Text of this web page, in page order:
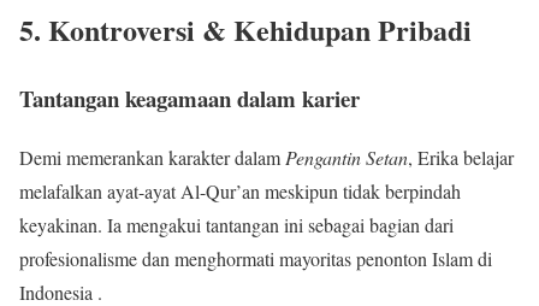
5. Kontroversi & Kehidupan Pribadi
Tantangan keagamaan dalam karier
Demi memerankan karakter dalam Pengantin Setan, Erika belajar
melafalkan ayat-ayat Al-Qur’an meskipun tidak berpindah
keyakinan. Ia mengakui tantangan ini sebagai bagian dari
profesionalisme dan menghormati mayoritas penonton Islam di
Indonesia .